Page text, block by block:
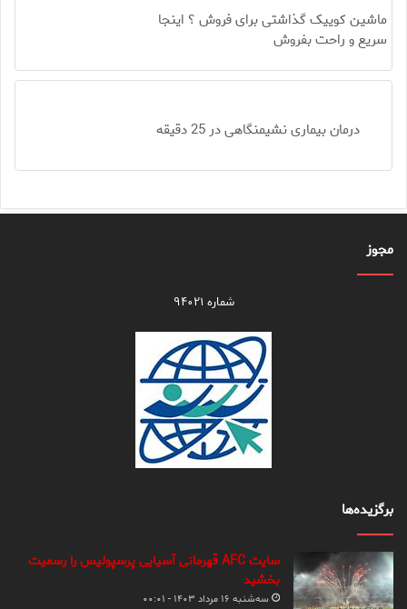
ماشین کوییک گذاشتی برای فروش ؟ اینجا
سریع و راحت بفروش
درمان بیماری نشیمنگاهی در 25 دقیقه
مجوز
شماره ۹۴۰۲۱
برگزیده‌ها
سایت AFC قهرمانی آسیایی پرسپولیس را رسمیت
بخشید
سه‌شنبه ۱۶ مرداد ۱۴۰۳ - ۰۰:۰۱